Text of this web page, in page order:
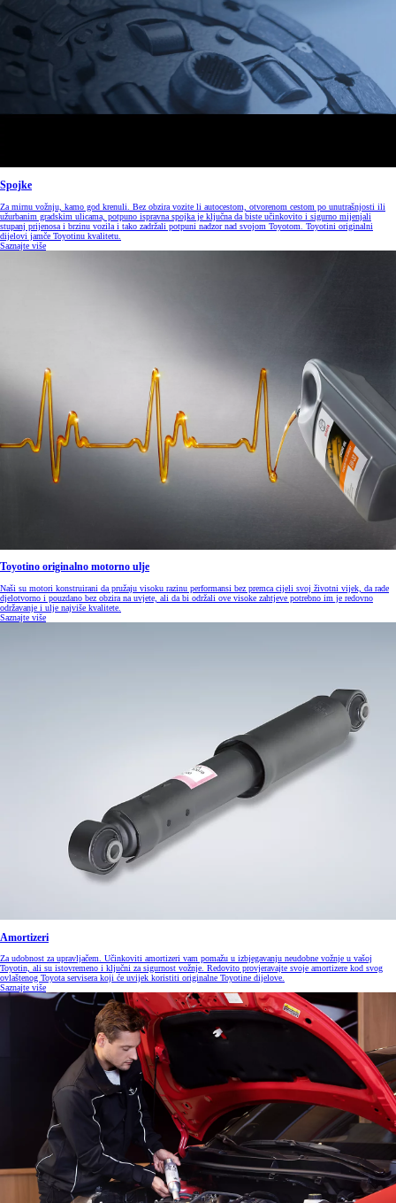
Spojke
Za mirnu vožnju, kamo god krenuli. Bez obzira vozite li autocestom, otvorenom cestom po unutrašnjosti ili
užurbanim gradskim ulicama, potpuno ispravna spojka je ključna da biste učinkovito i sigurno mijenjali
stupanj prijenosa i brzinu vozila i tako zadržali potpuni nadzor nad svojom Toyotom. Toyotini originalni
dijelovi jamče Toyotinu kvalitetu.
Saznajte više
Toyotino originalno motorno ulje
Naši su motori konstruirani da pružaju visoku razinu performansi bez premca cijeli svoj životni vijek, da rade
djelotvorno i pouzdano bez obzira na uvjete, ali da bi održali ove visoke zahtjeve potrebno im je redovno
održavanje i ulje najviše kvalitete.
Saznajte više
Amortizeri
Za udobnost za upravljačem. Učinkoviti amortizeri vam pomažu u izbjegavanju neudobne vožnje u vašoj
Toyotin, ali su istovremeno i ključni za sigurnost vožnje. Redovito provjeravajte svoje amortizere kod svog
ovlaštenog Toyota servisera koji će uvijek koristiti originalne Toyotine dijelove.
Saznajte više